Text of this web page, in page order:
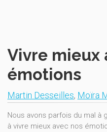
Vivre mieux
émotions
Martin Desseilles, Moïra
Nous avons parfois du mal
à vivre mieux avec nos